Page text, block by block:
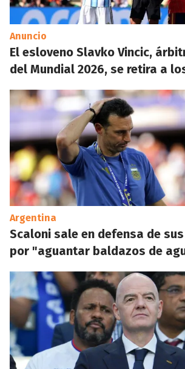
Anuncio
El esloveno Slavko Vincic,
del Mundial 2026, se retira a
Argentina
Scaloni sale en defensa de
por "aguantar baldazos de